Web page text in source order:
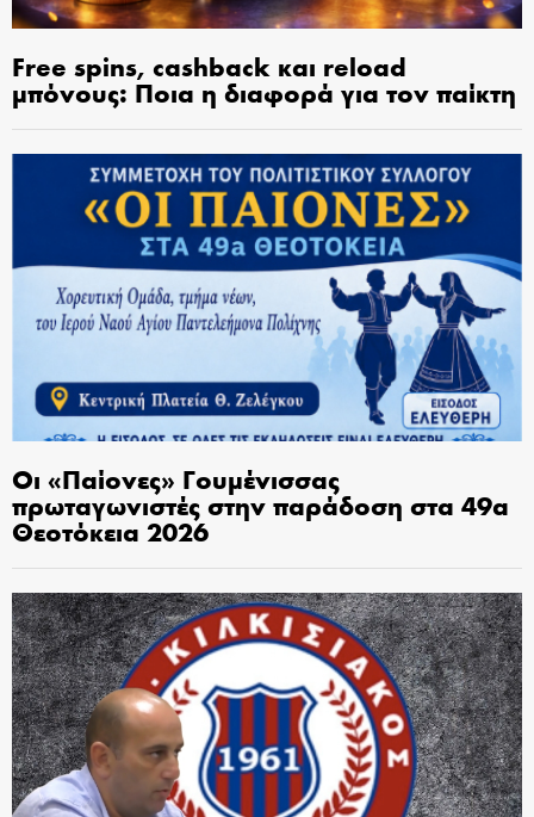
Free spins, cashback και reload
μπόνους: Ποια η διαφορά για τον παίκτη
Οι «Παίονες» Γουμένισσας
πρωταγωνιστές στην παράδοση στα 49α
Θεοτόκεια 2026